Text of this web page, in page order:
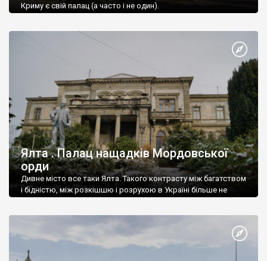
Криму є свій палац (а часто і не один).
Ялта . Палац нащадків Мордовської
орди
Дивне місто все таки Ялта. Такого контрасту між багатством
і бідністю, між розкішшю і розрухою в Україні більше не